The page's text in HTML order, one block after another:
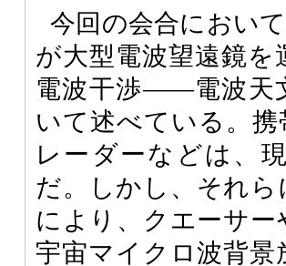
今回の会合におい
が大型電波望遠鏡
電波干渉――電波天
いて述べている。
レーダーなどは、
だ。しかし、それ
により、クエーサ
宇宙マイクロ波背